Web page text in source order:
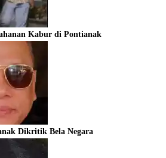
Kabur di Pontianak
Dikritik Bela Negara